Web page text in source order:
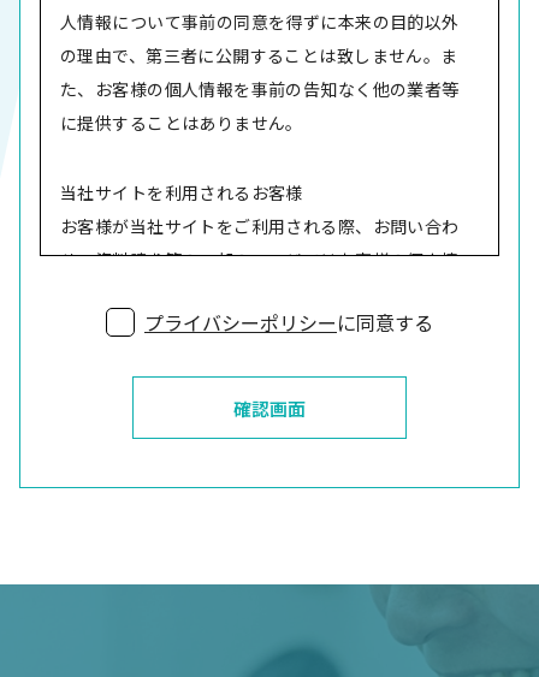
人情報について事前の同意を得ずに本来の目的以外
の理由で、第三者に公開することは致しません。ま
た、お客様の個人情報を事前の告知なく他の業者等
に提供することはありません。
当社サイトを利用されるお客様
お客様が当社サイトをご利用される際、お問い合わ
せ・資料請求等の一部のページではお客様の個人情
番号・FAX番号）をお伺いする項目がございます。
頂いたお客様へのサービス提供の目的にのみに使用
を持って取り扱う事をお約束致します。
プライバシーポリシーに同意する
確認画面